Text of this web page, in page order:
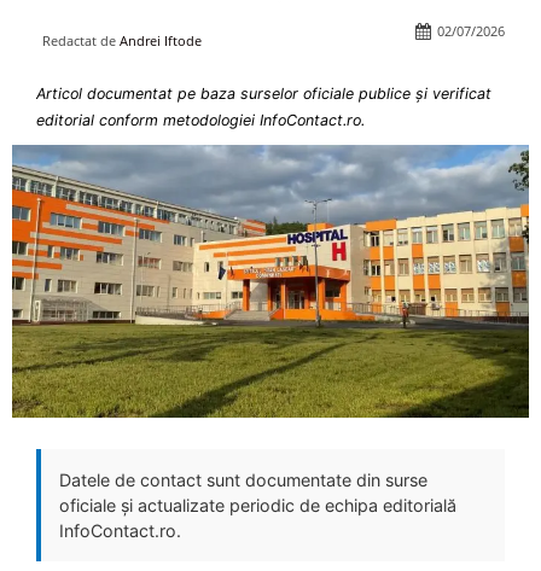
Redactat de Andrei Iftode
02/07/2026
Articol documentat pe baza surselor oficiale publice și verificat
editorial conform metodologiei InfoContact.ro.
Datele de contact sunt documentate din surse
oficiale și actualizate periodic de echipa editorială
InfoContact.ro.